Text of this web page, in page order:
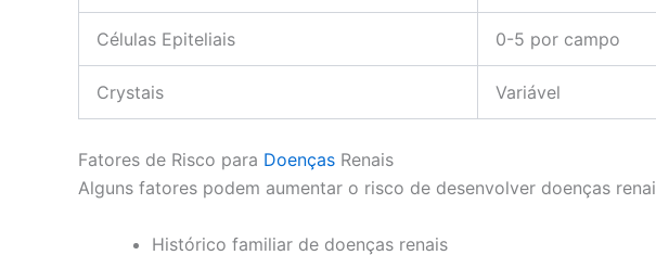
Células Epiteliais 0-5 por campo
Crystais Variável
Fatores de Risco para Doenças Renais
Alguns fatores podem aumentar o risco de desenvolver doenças
Histórico familiar de doenças renais